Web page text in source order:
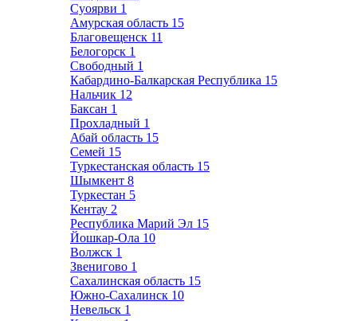
Суоярви 1
Амурская область 15
Благовещенск 11
Белогорск 1
Свободный 1
Кабардино-Балкарская Республика 15
Нальчик 12
Баксан 1
Прохладный 1
Абай область 15
Семей 15
Туркестанская область 15
Шымкент 8
Туркестан 5
Кентау 2
Республика Марий Эл 15
Йошкар-Ола 10
Волжск 1
Звенигово 1
Сахалинская область 15
Южно-Сахалинск 10
Невельск 1